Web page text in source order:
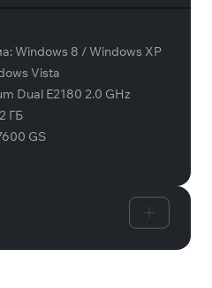
Windows 8 / Windows XP
Vista
Dual E2180 2.0 GHz
2 ГБ
GS